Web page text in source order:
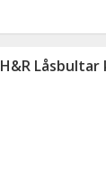
H&R Låsbultar